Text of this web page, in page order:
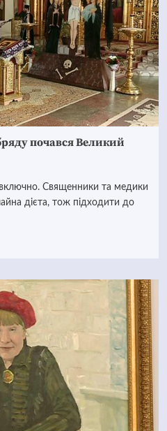
почався Великий
включно. Священники та медики
дієта, тож підходити до